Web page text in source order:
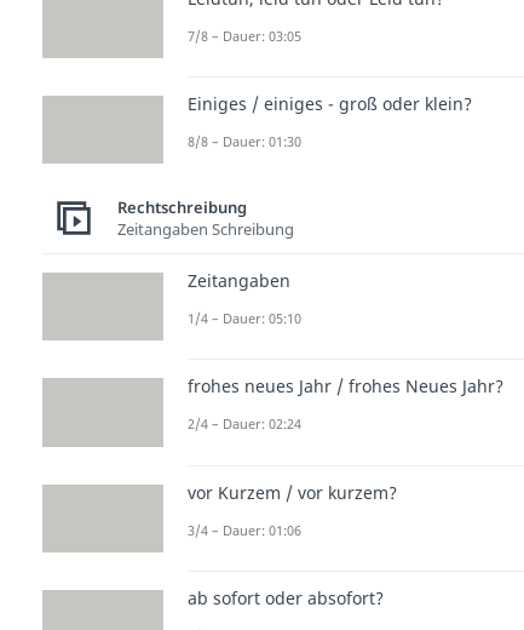
7/8 – Dauer: 03:05
Einiges / einiges - groß oder klein?
8/8 – Dauer: 01:30
Rechtschreibung
Zeitangaben Schreibung
Zeitangaben
1/4 – Dauer: 05:10
frohes neues Jahr / frohes Neues Jahr?
2/4 – Dauer: 02:24
vor Kurzem / vor kurzem?
3/4 – Dauer: 01:06
ab sofort oder absofort?